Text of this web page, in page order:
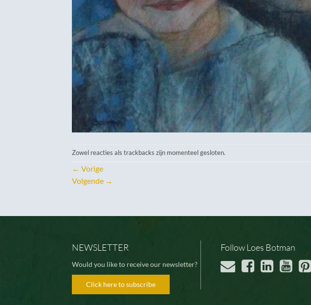
Zowel reacties als trackbacks zijn momenteel gesloten.
← Vorige
Volgende →
NEWSLETTER
Would you like to receive our newsletter?
Click here to subscribe
Follow Loes Botman